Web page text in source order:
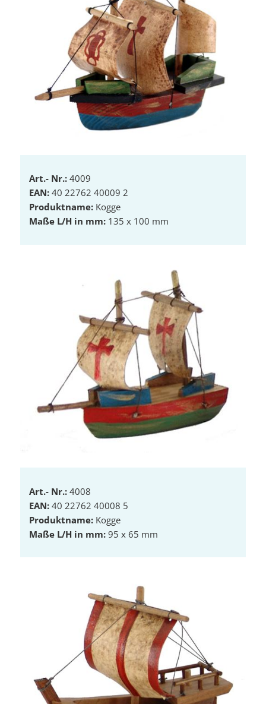
Art.- Nr.:4009
EAN:40 22762 40009 2
Produktname:Kogge
Maße L/H in mm:135 x 100 mm
Art.- Nr.:4008
EAN:40 22762 40008 5
Produktname:Kogge
Maße L/H in mm:95 x 65 mm